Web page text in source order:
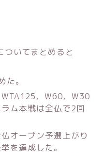
ついてまとめると
。
、W60、W30
ム本戦は全仏で2回
オープン予選上がり
を達成した。